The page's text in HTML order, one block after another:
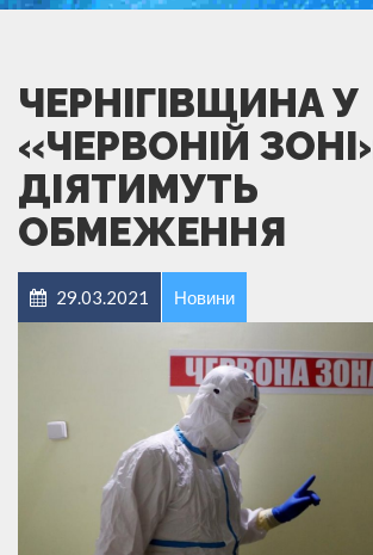
ЧЕРНІГІВЩИНА У
«ЧЕРВОНІЙ
ДІЯТИМУТЬ
ОБМЕЖЕННЯ
29.03.2021 Новини